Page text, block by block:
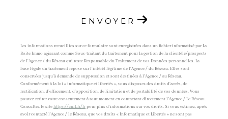
ENVOYER
Les informations recueillies sur ce formulaire sont enregistrées dans un fichier informatisé par La
Boite Immo agissant comme Sous-traitant du traitement pour la gestion de la clientèle/prospects
de l'Agence / du Réseau qui reste Responsable du Traitement de vos Données personnelles. La
base légale du traitement repose sur l'intérêt légitime de l'Agence / du Réseau. Elles sont
conservées jusqu'à demande de suppression et sont destinées à l'Agence / au Réseau.
Conformément à la loi « informatique et libertés », vous disposez des droits d’accès, de
rectification, d’effacement, d’opposition, de limitation et de portabilité de vos données. Vous
pouvez retirer votre consentement à tout moment en contactant directement l’Agence / Le Réseau.
Consultez le sitehttps://cnil.fr/frpour plus d’informations sur vos droits. Si vous estimez, après
avoir contacté l'Agence / le Réseau, que vos droits « Informatique et Libertés » ne sont pas